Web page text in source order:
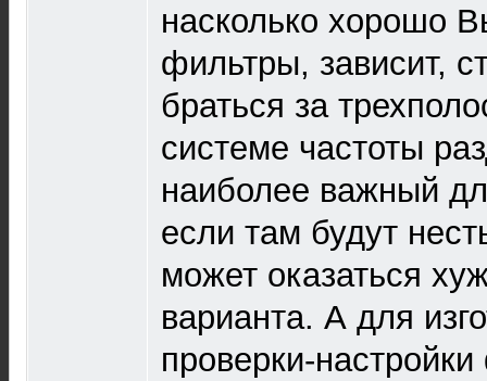
насколько хорошо
фильтры, зависит,
браться за
системе частоты
наиболее важный
если там будут
может оказаться
варианта. А для
проверки-